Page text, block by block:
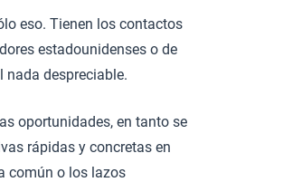
eso. Tienen los contactos
estadounidenses o de
nada despreciable.
oportunidades, en tanto se
rápidas y concretas en
común o los lazos